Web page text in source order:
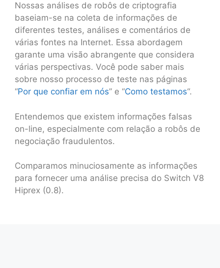
Nossas análises de robôs de criptografia
baseiam-se na coleta de informações de
diferentes testes, análises e comentários de
várias fontes na Internet. Essa abordagem
garante uma visão abrangente que considera
várias perspectivas. Você pode saber mais
sobre nosso processo de teste nas páginas
“Por que confiar em nós” e “Como testamos“.
Entendemos que existem informações falsas
on-line, especialmente com relação a robôs de
negociação fraudulentos.
Comparamos minuciosamente as informações
para fornecer uma análise precisa do Switch V8
Hiprex (0.8).